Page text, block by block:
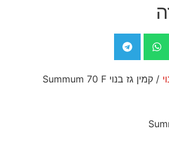
/ קמין גז בנוי Summum 70 F